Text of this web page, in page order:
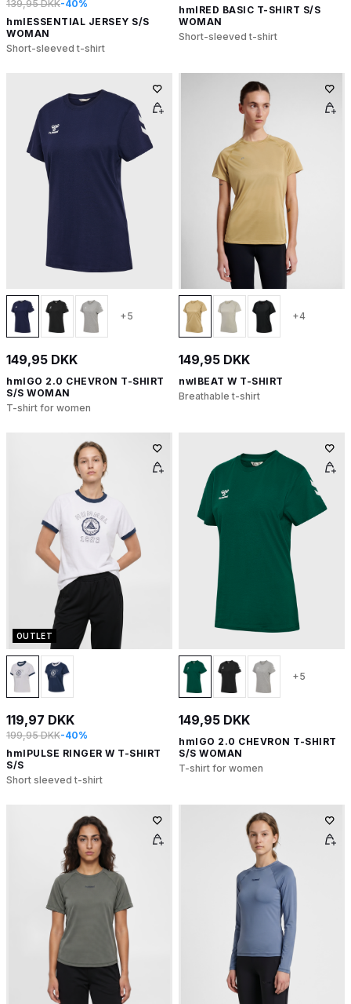
139,95 DKK-40%
hmlESSENTIAL JERSEY S/S
WOMAN
Short-sleeved t-shirt
hmlRED BASIC T-SHIRT S/S
WOMAN
Short-sleeved t-shirt
+5
149,95 DKK
hmlGO 2.0 CHEVRON T-SHIRT
S/S WOMAN
T-shirt for women
+4
149,95 DKK
nwlBEAT W T-SHIRT
Breathable t-shirt
OUTLET
119,97 DKK
199,95 DKK-40%
hmlPULSE RINGER W T-SHIRT
S/S
Short sleeved t-shirt
+5
149,95 DKK
hmlGO 2.0 CHEVRON T-SHIRT
S/S WOMAN
T-shirt for women